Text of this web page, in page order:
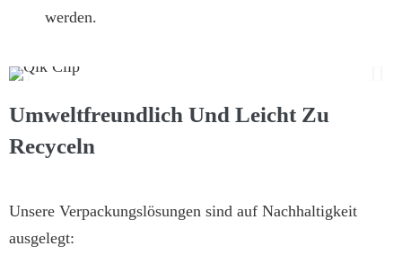
werden.
Umweltfreundlich Und Leicht Zu
Recyceln
Unsere Verpackungslösungen sind auf Nachhaltigkeit
ausgelegt: